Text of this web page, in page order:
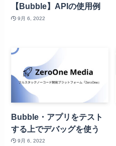
【Bubble】APIの使用例
9月 6, 2022
Bubble・アプリをテスト
する上でデバッグを使う
9月 6, 2022